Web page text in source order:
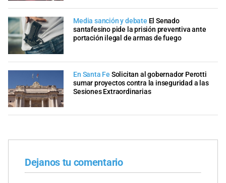
Media sanción y debate El Senado
santafesino pide la prisión preventiva ante
portación ilegal de armas de fuego
En Santa Fe Solicitan al gobernador Perotti
sumar proyectos contra la inseguridad a las
Sesiones Extraordinarias
Dejanos tu comentario